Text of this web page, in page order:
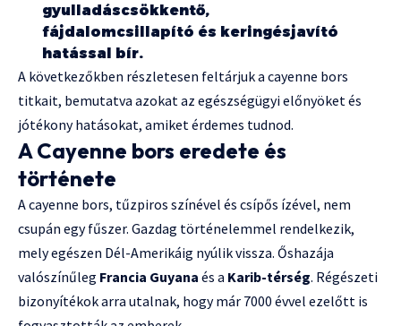
gyulladáscsökkentő,
fájdalomcsillapító és keringésjavító
hatással bír.
A következőkben részletesen feltárjuk a cayenne bors
titkait, bemutatva azokat az egészségügyi előnyöket és
jótékony hatásokat, amiket érdemes tudnod.
A Cayenne bors eredete és
története
A cayenne bors, tűzpiros színével és csípős ízével, nem
csupán egy fűszer. Gazdag történelemmel rendelkezik,
mely egészen Dél-Amerikáig nyúlik vissza. Őshazája
valószínűleg Francia Guyana és a Karib-térség. Régészeti
bizonyítékok arra utalnak, hogy már 7000 évvel ezelőtt is